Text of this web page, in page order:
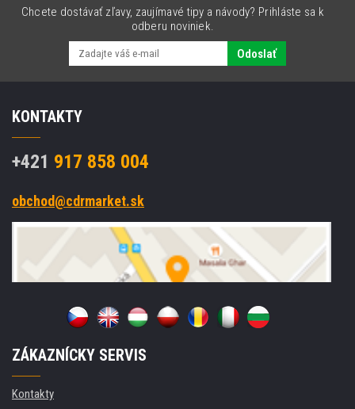
Chcete dostávať zľavy, zaujímavé tipy a návody? Prihláste sa k
odberu noviniek.
Odoslať
KONTAKTY
+421 917 858 004
obchod@cdrmarket.sk
ZÁKAZNÍCKY SERVIS
Kontakty